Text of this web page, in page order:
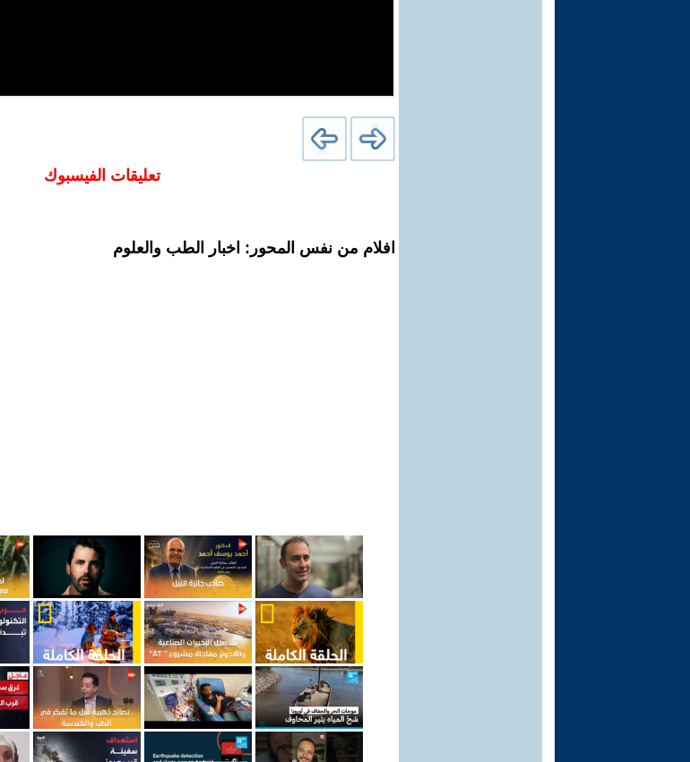
تعليقات الفيسبوك
افلام من نفس المحور: اخبار الطب والعلوم